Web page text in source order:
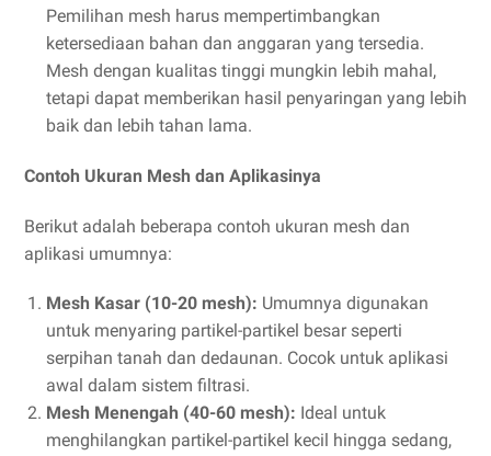
Pemilihan mesh harus mempertimbangkan
ketersediaan bahan dan anggaran yang tersedia.
Mesh dengan kualitas tinggi mungkin lebih mahal,
tetapi dapat memberikan hasil penyaringan yang lebih
baik dan lebih tahan lama.
Contoh Ukuran Mesh dan Aplikasinya
Berikut adalah beberapa contoh ukuran mesh dan
aplikasi umumnya:
Mesh Kasar (10-20 mesh): Umumnya digunakan
untuk menyaring partikel-partikel besar seperti
serpihan tanah dan dedaunan. Cocok untuk aplikasi
awal dalam sistem filtrasi.
Mesh Menengah (40-60 mesh): Ideal untuk
menghilangkan partikel-partikel kecil hingga sedang,